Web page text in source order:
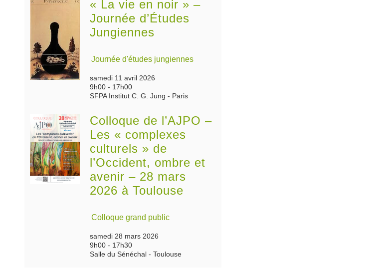
« La vie en noir » –
Journée d’Études
Jungiennes
Journée d'études jungiennes
samedi 11 avril 2026
9h00 - 17h00
SFPA Institut C. G. Jung - Paris
Colloque de l’AJPO –
Les « complexes
culturels » de
l’Occident, ombre et
avenir – 28 mars
2026 à Toulouse
Colloque grand public
samedi 28 mars 2026
9h00 - 17h30
Salle du Sénéchal - Toulouse